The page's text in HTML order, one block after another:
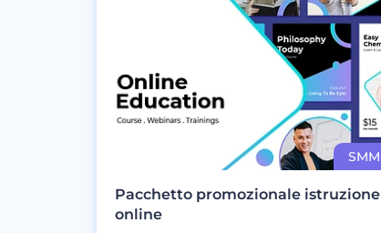
Pacchetto promozionale istruzione
online